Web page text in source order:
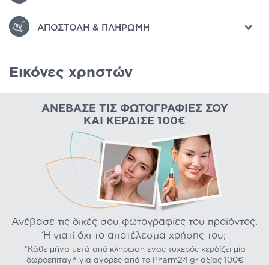
ΑΠΟΣΤΟΛΉ & ΠΛΗΡΩΜΉ
Εικόνες χρηστών
ΑΝΈΒΑΣΕ ΤΙΣ ΦΩΤΟΓΡΑΦΊΕΣ ΣΟΥ
ΚΑΙ ΚΈΡΔΙΣΕ 100€
Ανέβασε τις δικές σου φωτογραφίες του προϊόντος.
Ή γιατί όχι το αποτέλεσμα χρήσης του;
*Κάθε μήνα μετά από κλήρωση ένας τυχερός κερδίζει μία
δωροεπιταγή για αγορές από το Pharm24.gr αξίας 100€